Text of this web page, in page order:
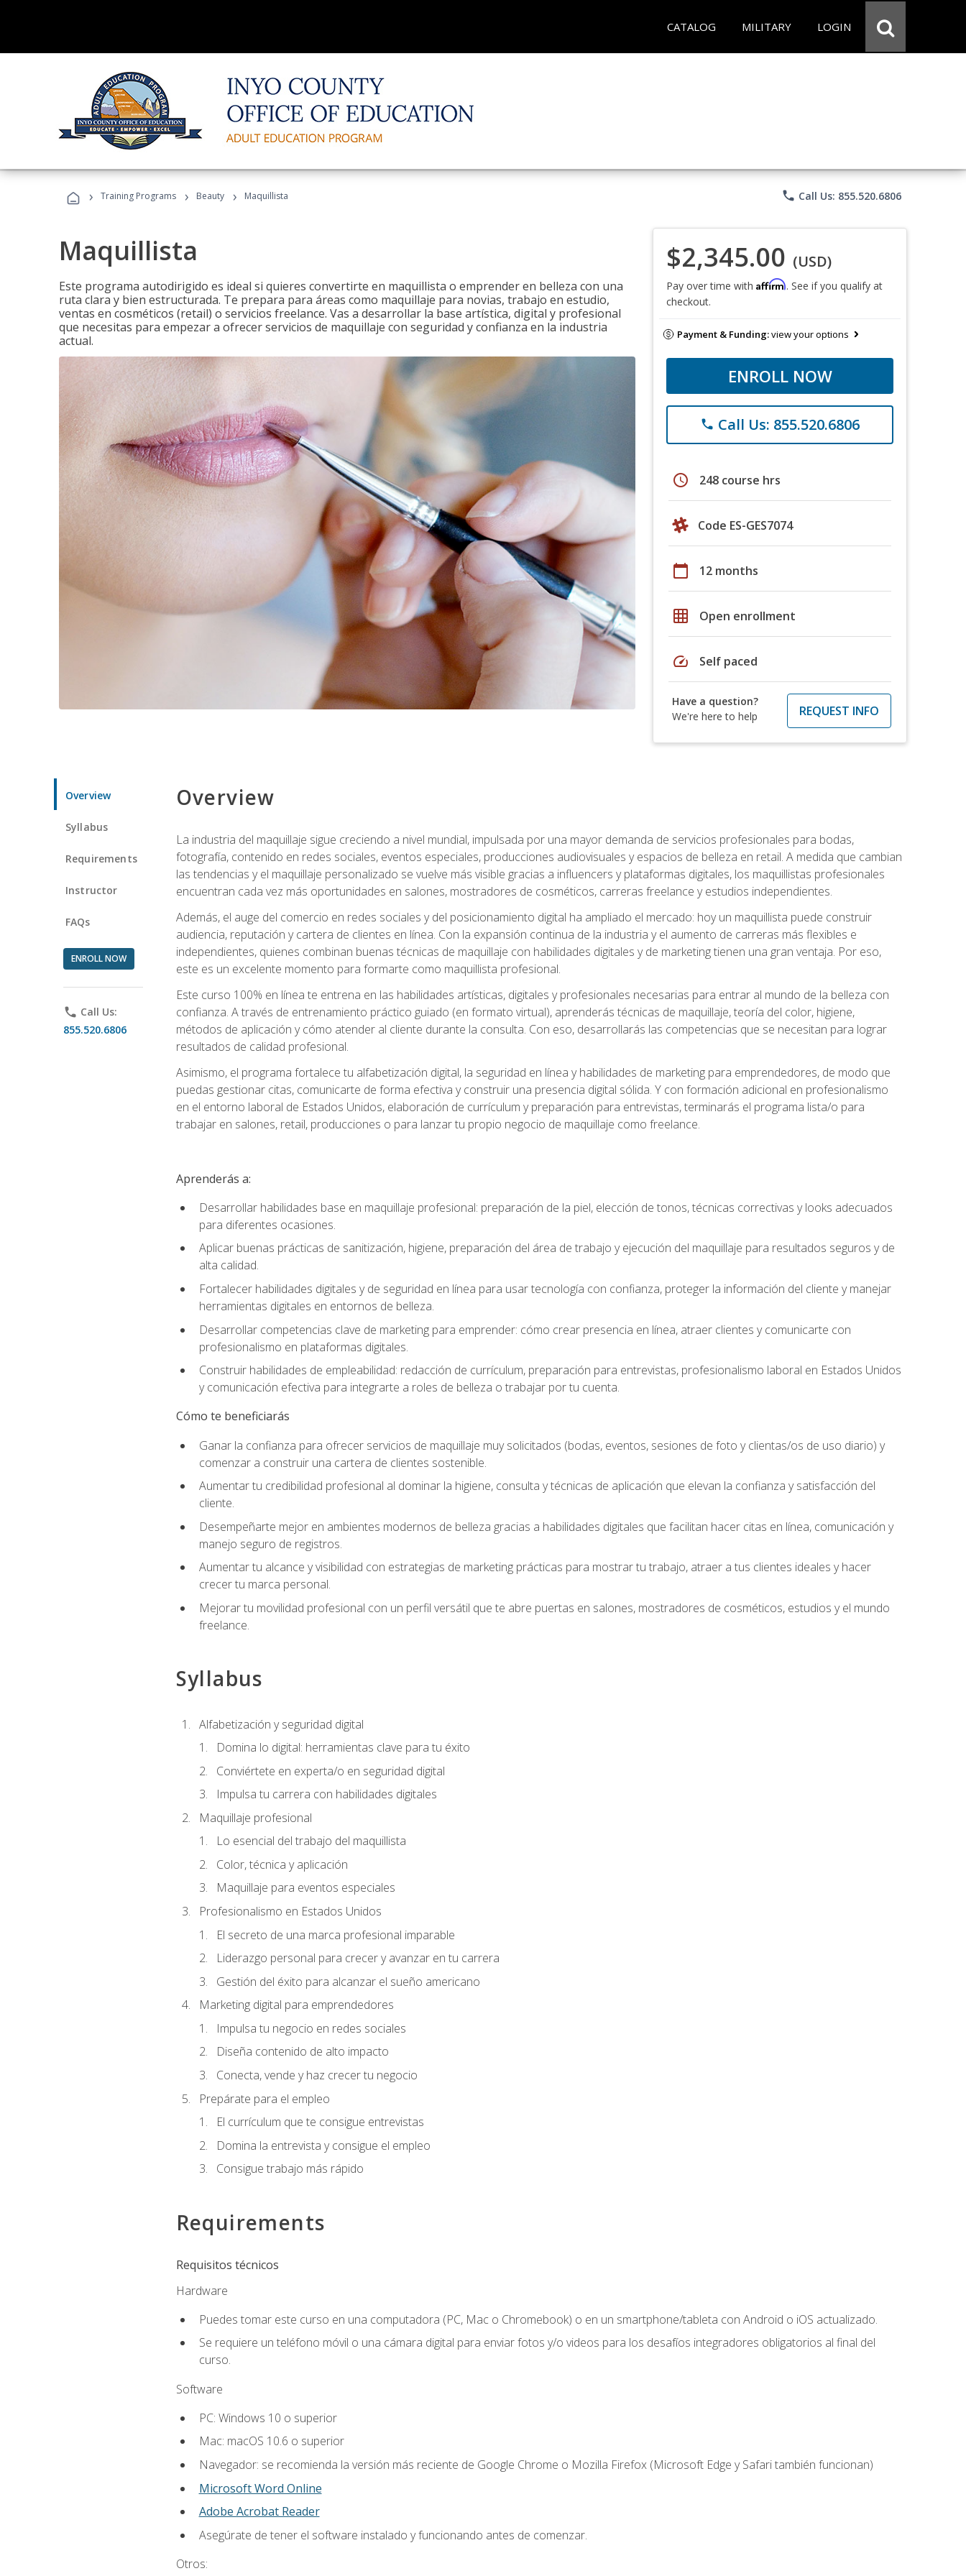
CATALOG MILITARY LOGIN
› Training Programs › Beauty › Maquillista phone Call Us: 855.520.6806
Maquillista
Este programa autodirigido es ideal si quieres convertirte en maquillista o emprender en belleza con una
ruta clara y bien estructurada. Te prepara para áreas como maquillaje para novias, trabajo en estudio,
ventas en cosméticos (retail) o servicios freelance. Vas a desarrollar la base artística, digital y profesional
que necesitas para empezar a ofrecer servicios de maquillaje con seguridad y confianza en la industria
actual.
$2,345.00 (USD)
Pay over time with Affirm. See if you qualify at
checkout.
Payment & Funding:view your options
ENROLL NOW
phone Call Us: 855.520.6806
schedule 248 course hrs
Code ES-GES7074
calendar_today 12 months
grid_on Open enrollment
speed Self paced
Have a question?
We're here to help
REQUEST INFO
Overview
Syllabus
Requirements
Instructor
FAQs
ENROLL NOW
phone Call Us:
855.520.6806
Overview
La industria del maquillaje sigue creciendo a nivel mundial, impulsada por una mayor demanda de servicios profesionales para bodas,
fotografía, contenido en redes sociales, eventos especiales, producciones audiovisuales y espacios de belleza en retail. A medida que cambian
las tendencias y el maquillaje personalizado se vuelve más visible gracias a influencers y plataformas digitales, los maquillistas profesionales
encuentran cada vez más oportunidades en salones, mostradores de cosméticos, carreras freelance y estudios independientes.
Además, el auge del comercio en redes sociales y del posicionamiento digital ha ampliado el mercado: hoy un maquillista puede construir
audiencia, reputación y cartera de clientes en línea. Con la expansión continua de la industria y el aumento de carreras más flexibles e
independientes, quienes combinan buenas técnicas de maquillaje con habilidades digitales y de marketing tienen una gran ventaja. Por eso,
este es un excelente momento para formarte como maquillista profesional.
Este curso 100% en línea te entrena en las habilidades artísticas, digitales y profesionales necesarias para entrar al mundo de la belleza con
confianza. A través de entrenamiento práctico guiado (en formato virtual), aprenderás técnicas de maquillaje, teoría del color, higiene,
métodos de aplicación y cómo atender al cliente durante la consulta. Con eso, desarrollarás las competencias que se necesitan para lograr
resultados de calidad profesional.
Asimismo, el programa fortalece tu alfabetización digital, la seguridad en línea y habilidades de marketing para emprendedores, de modo que
puedas gestionar citas, comunicarte de forma efectiva y construir una presencia digital sólida. Y con formación adicional en profesionalismo
en el entorno laboral de Estados Unidos, elaboración de currículum y preparación para entrevistas, terminarás el programa lista/o para
trabajar en salones, retail, producciones o para lanzar tu propio negocio de maquillaje como freelance.
Aprenderás a:
Desarrollar habilidades base en maquillaje profesional: preparación de la piel, elección de tonos, técnicas correctivas y looks adecuados
para diferentes ocasiones.
Aplicar buenas prácticas de sanitización, higiene, preparación del área de trabajo y ejecución del maquillaje para resultados seguros y de
alta calidad.
Fortalecer habilidades digitales y de seguridad en línea para usar tecnología con confianza, proteger la información del cliente y manejar
herramientas digitales en entornos de belleza.
Desarrollar competencias clave de marketing para emprender: cómo crear presencia en línea, atraer clientes y comunicarte con
profesionalismo en plataformas digitales.
Construir habilidades de empleabilidad: redacción de currículum, preparación para entrevistas, profesionalismo laboral en Estados Unidos
y comunicación efectiva para integrarte a roles de belleza o trabajar por tu cuenta.
Cómo te beneficiarás
Ganar la confianza para ofrecer servicios de maquillaje muy solicitados (bodas, eventos, sesiones de foto y clientas/os de uso diario) y
comenzar a construir una cartera de clientes sostenible.
Aumentar tu credibilidad profesional al dominar la higiene, consulta y técnicas de aplicación que elevan la confianza y satisfacción del
cliente.
Desempeñarte mejor en ambientes modernos de belleza gracias a habilidades digitales que facilitan hacer citas en línea, comunicación y
manejo seguro de registros.
Aumentar tu alcance y visibilidad con estrategias de marketing prácticas para mostrar tu trabajo, atraer a tus clientes ideales y hacer
crecer tu marca personal.
Mejorar tu movilidad profesional con un perfil versátil que te abre puertas en salones, mostradores de cosméticos, estudios y el mundo
freelance.
Syllabus
Alfabetización y seguridad digital
Domina lo digital: herramientas clave para tu éxito
Conviértete en experta/o en seguridad digital
Impulsa tu carrera con habilidades digitales
Maquillaje profesional
Lo esencial del trabajo del maquillista
Color, técnica y aplicación
Maquillaje para eventos especiales
Profesionalismo en Estados Unidos
El secreto de una marca profesional imparable
Liderazgo personal para crecer y avanzar en tu carrera
Gestión del éxito para alcanzar el sueño americano
Marketing digital para emprendedores
Impulsa tu negocio en redes sociales
Diseña contenido de alto impacto
Conecta, vende y haz crecer tu negocio
Prepárate para el empleo
El currículum que te consigue entrevistas
Domina la entrevista y consigue el empleo
Consigue trabajo más rápido
Requirements
Requisitos técnicos
Hardware
Puedes tomar este curso en una computadora (PC, Mac o Chromebook) o en un smartphone/tableta con Android o iOS actualizado.
Se requiere un teléfono móvil o una cámara digital para enviar fotos y/o videos para los desafíos integradores obligatorios al final del
curso.
Software
PC: Windows 10 o superior
Mac: macOS 10.6 o superior
Navegador: se recomienda la versión más reciente de Google Chrome o Mozilla Firefox (Microsoft Edge y Safari también funcionan)
Microsoft Word Online
Adobe Acrobat Reader
Asegúrate de tener el software instalado y funcionando antes de comenzar.
Otros: